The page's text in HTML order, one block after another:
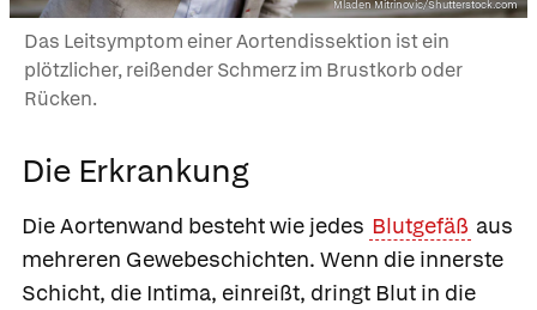
Mladen Mitrinovic/Shutterstock.com
Das Leitsymptom einer Aortendissektion ist ein
plötzlicher, reißender Schmerz im Brustkorb oder
Rücken.
Die Erkrankung
Die Aortenwand besteht wie jedes Blutgefäß aus
mehreren Gewebeschichten. Wenn die innerste
Schicht, die Intima, einreißt, dringt Blut in die